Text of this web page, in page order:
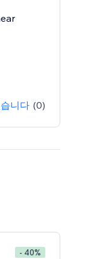
니다 (0)
- 40%